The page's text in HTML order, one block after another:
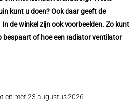
kunt u doen? Ook daar geeft de
In de winkel zijn ook voorbeelden. Zo kunt
bespaart of hoe een radiator ventilator
en met 23 augustus 2026